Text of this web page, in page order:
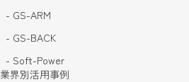
- GS-ARM
- GS-BACK
- Soft-Power
業界別活用事例